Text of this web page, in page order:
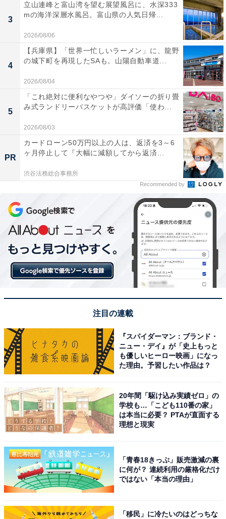
3
立山連峰と富山湾を望む展望風呂に、水深333
mの海洋深層水風呂。富山県の人気日帰...
2026/08/06
4
【兵庫県】「世界一忙しいラーメン」に、龍野
の城下町を再現したSAも。山陽自動車道...
2026/08/04
5
「これ絶対に便利なやつや」ダイソーの折り畳
み式ランドリーバスケットが高評価「使わ...
2026/08/03
PR
カードローン50万円以上の人は、返済を3～6
ヶ月停止して『大幅に減額してから返済...
渋谷法務総合事務所
Recommended by
注目の連載
『スパイダーマン：ブランド・
ニュー・デイ』が「史上もっと
も優しいヒーロー映画」になっ
た理由。予習したい作品は？
20年間「駆け込み実績ゼロ」の
学校も…「こども110番の家」
は本当に必要？ PTAが直面する
理想と現実
「青春18きっぷ」販売激減の裏
に何が？ 連続利用の厳格化だけ
ではない「本当の理由」
「移民」に冷たいのはどっちな